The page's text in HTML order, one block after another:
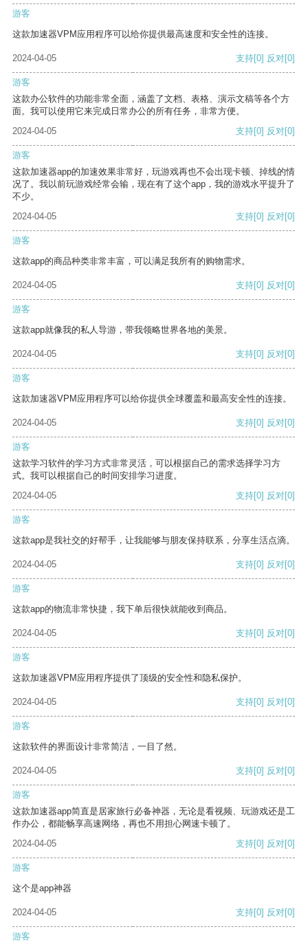
游客
这款加速器VPM应用程序可以给你提供最高速度和安全性的连接。
2024-04-05 支持[0] 反对[0]
游客
这款办公软件的功能非常全面，涵盖了文档、表格、演示文稿等各个方
面。我可以使用它来完成日常办公的所有任务，非常方便。
2024-04-05
支持[0] 反对[0]
游客
这款加速器app的加速效果非常好，玩游戏再也不会出现卡顿、掉线的情
况了。我以前玩游戏经常会输，现在有了这个app，我的游戏水平提升了
不少。
2024-04-05
支持[0] 反对[0]
游客
这款app的商品种类非常丰富，可以满足我所有的购物需求。
2024-04-05 支持[0] 反对[0]
游客
这款app就像我的私人导游，带我领略世界各地的美景。
2024-04-05 支持[0] 反对[0]
游客
这款加速器VPM应用程序可以给你提供全球覆盖和最高安全性的连接。
2024-04-05 支持[0] 反对[0]
游客
这款学习软件的学习方式非常灵活，可以根据自己的需求选择学习方
式。我可以根据自己的时间安排学习进度。
2024-04-05
支持[0] 反对[0]
游客
这款app是我社交的好帮手，让我能够与朋友保持联系，分享生活点滴。
2024-04-05 支持[0] 反对[0]
游客
这款app的物流非常快捷，我下单后很快就能收到商品。
2024-04-05 支持[0] 反对[0]
游客
这款加速器VPM应用程序提供了顶级的安全性和隐私保护。
2024-04-05 支持[0] 反对[0]
游客
这款软件的界面设计非常简洁，一目了然。
2024-04-05 支持[0] 反对[0]
游客
这款加速器app简直是居家旅行必备神器，无论是看视频、玩游戏还是工
作办公，都能畅享高速网络，再也不用担心网速卡顿了。
2024-04-05
支持[0] 反对[0]
游客
这个是app神器
2024-04-05 支持[0] 反对[0]
游客